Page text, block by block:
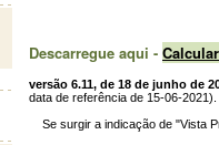
Descarregue aqui -
versão 6.11, de 18 de junho de
data de referência de 15-06-2021).
Se surgir a indicação de "Vista